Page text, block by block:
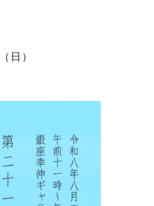
日）